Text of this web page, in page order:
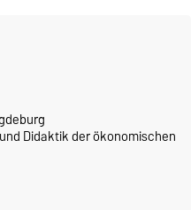
Didaktik der ökonomischen